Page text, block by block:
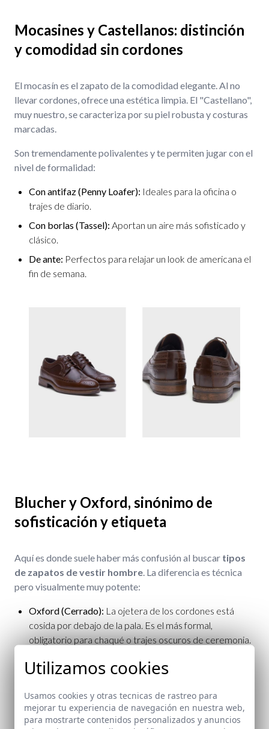
Mocasines y Castellanos: distinción
y comodidad sin cordones
El mocasín es el zapato de la comodidad elegante. Al no
llevar cordones, ofrece una estética limpia. El "Castellano",
muy nuestro, se caracteriza por su piel robusta y costuras
marcadas.
Son tremendamente polivalentes y te permiten jugar con el
nivel de formalidad:
Con antifaz (Penny Loafer): Ideales para la oficina o
trajes de diario.
Con borlas (Tassel): Aportan un aire más sofisticado y
clásico.
De ante: Perfectos para relajar un look de americana el
fin de semana.
Blucher y Oxford, sinónimo de
sofisticación y etiqueta
Aquí es donde suele haber más confusión al buscar tipos
de zapatos de vestir hombre. La diferencia es técnica
pero visualmente muy potente:
Oxford (Cerrado): La ojetera de los cordones está
cosida por debajo de la pala. Es el más formal,
obligatorio para chaqué o trajes oscuros de ceremonia.
Blucher o Derby (Abierto):La ojetera va cosida por
aire ligeramente más rústico. Unos Blucher con picados
(brogue) son fantásticos para ir a trabajar elegantes
Utilizamos cookies
Usamos cookies y otras tecnicas de rastreo para
mejorar tu experiencia de navegación en nuestra web,
para mostrarte contenidos personalizados y anuncios